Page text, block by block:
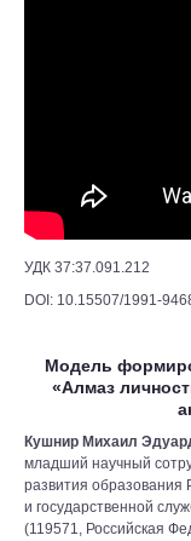
УДК 37:37.091.212
DOI: 10.15507/1991-
Модель
«Алмаз
Кушнир Михаил
младший научный
развития образования
и государственной
(119571, Российская